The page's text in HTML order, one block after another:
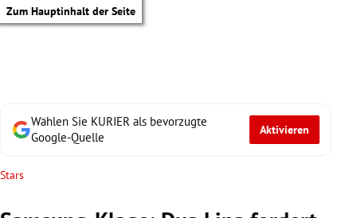
Zum Hauptinhalt der Seite
Wählen Sie KURIER als bevorzugte
Google-Quelle
Aktivieren
Stars